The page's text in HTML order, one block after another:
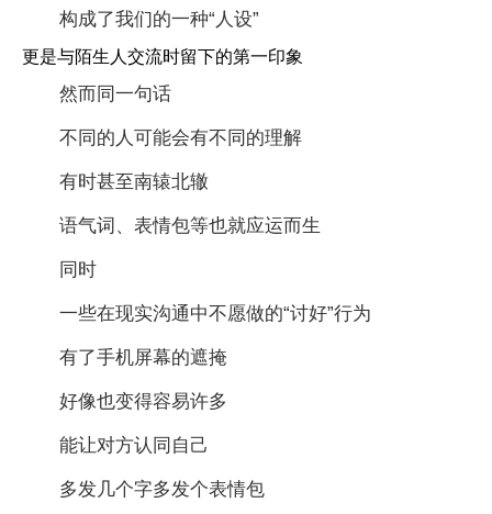
构成了我们的一种“人设”
更是与陌生人交流时留下的第一印象
然而同一句话
不同的人可能会有不同的理解
有时甚至南辕北辙
语气词、表情包等也就应运而生
同时
一些在现实沟通中不愿做的“讨好”行为
有了手机屏幕的遮掩
好像也变得容易许多
能让对方认同自己
多发几个字多发个表情包